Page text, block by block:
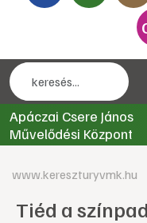
Apáczai Csere János
Művelődési Központ
www.kereszturyvmk.hu
Tiéd a színpad